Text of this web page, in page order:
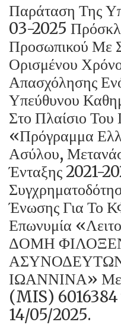
Παράταση Της
03-2025
Προσωπικού Με
Ορισμένου
Απασχόλησης
Υπεύθυνου
Στο Πλαίσιο
«Πρόγραμμα
Ασύλου,
Ένταξης 2021-
Ένωσης Για Το
Επωνυμία
ΔΟΜΗ
ΙΩΑΝΝΙΝΑ» Με
(MIS) 6016384
14/05/2025.